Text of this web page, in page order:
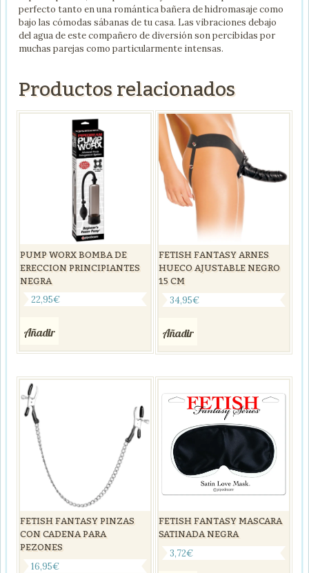
perfecto tanto en una romántica bañera de hidromasaje como
bajo las cómodas sábanas de tu casa. Las vibraciones debajo
del agua de este compañero de diversión son percibidas por
muchas parejas como particularmente intensas.
Productos relacionados
PUMP WORX BOMBA DE
ERECCION PRINCIPIANTES
NEGRA
22,95€
Añadir
FETISH FANTASY ARNES
HUECO AJUSTABLE NEGRO
15 CM
34,95€
Añadir
FETISH FANTASY PINZAS
CON CADENA PARA
PEZONES
16,95€
FETISH FANTASY MASCARA
SATINADA NEGRA
3,72€